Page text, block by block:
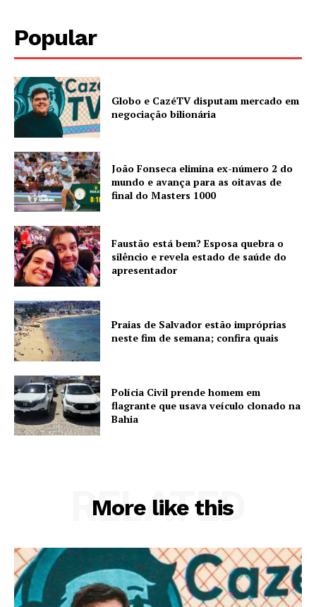
Popular
Globo e CazéTV disputam mercado em
negociação bilionária
João Fonseca elimina ex-número 2 do
mundo e avança para as oitavas de
final do Masters 1000
Faustão está bem? Esposa quebra o
silêncio e revela estado de saúde do
apresentador
Praias de Salvador estão impróprias
neste fim de semana; confira quais
Polícia Civil prende homem em
flagrante que usava veículo clonado na
Bahia
More like this
RELATED